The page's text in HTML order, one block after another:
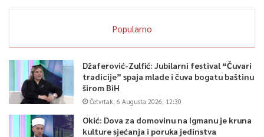
Popularno
Džaferović-Zulfić: Jubilarni festival “Čuvari
tradicije” spaja mlade i čuva bogatu baštinu
širom BiH
Četvrtak, 6 Augusta 2026, 12:30
Okić: Dova za domovinu na Igmanu je kruna
kulture sjećanja i poruka jedinstva